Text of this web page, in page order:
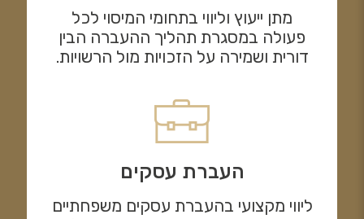
מתן ייעוץ וליווי בתחומי המיסוי לכל
פעולה במסגרת תהליך ההעברה הבין
דורית ושמירה על הזכויות מול הרשויות.
העברת עסקים
ליווי מקצועי בהעברת עסקים משפחתיים